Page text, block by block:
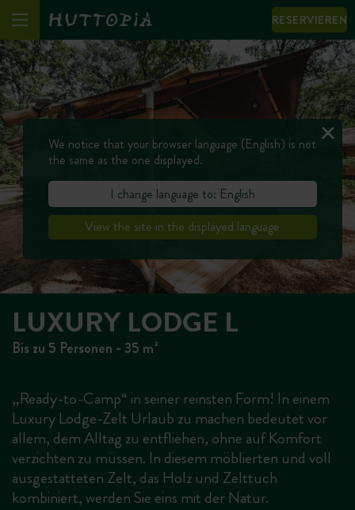
RESERVIEREN
LUXURY LODGE L
Bis zu 5 Personen - 35 m²
„Ready-to-Camp“ in seiner reinsten Form! In einem
Luxury Lodge-Zelt Urlaub zu machen bedeutet vor
allem, dem Alltag zu entfliehen, ohne auf Komfort
verzichten zu müssen. In diesem möblierten und voll
ausgestatteten Zelt, das Holz und Zelttuch
kombiniert, werden Sie eins mit der Natur.
We notice that your browser language (English) is not
the same as the one displayed.
I change language to: English
View the site in the displayed language